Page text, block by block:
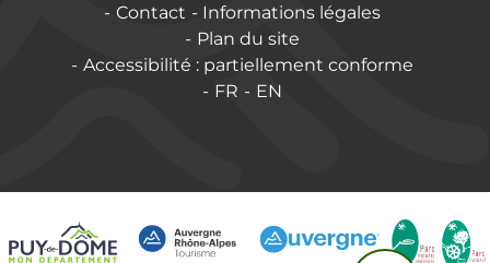
Contact
Informations légales
Plan du site
Accessibilité : partiellement conforme
FR
EN